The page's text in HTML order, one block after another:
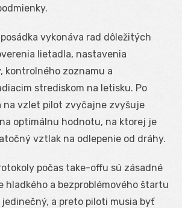
vykonáva rad dôležitých
lietadla, nastavenia
kontrolného zoznamu a
strediskom na letisku. Po
na vzlet pilot zvyčajne zvyšuje
optimálnu hodnotu, na ktorej je
vztlak na odlepenie od dráhy.
počas take-offu sú zásadné
hladkého a bezproblémového štartu
a preto piloti musia byť